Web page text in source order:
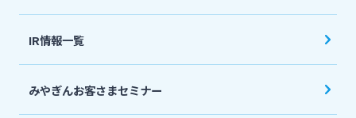
ニュースリリース一覧
採用情報
IR情報一覧
みやぎんお客さまセミナー